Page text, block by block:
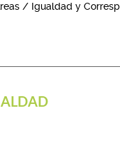
Igualdad y